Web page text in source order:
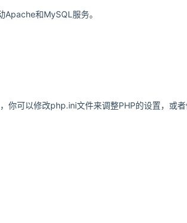
和MySQL服务。
可以修改php.ini文件来调整PHP的设置，或